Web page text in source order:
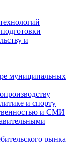
и
муниципальных
и спорту
и СМИ
рынка